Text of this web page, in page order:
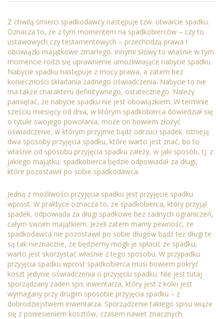
Z chwilą śmierci spadkodawcy następuje tzw. otwarcie spadku.
Oznacza to, że z tym momentem na spadkobierców – czy to
ustawowych czy testamentowych – przechodzą prawa i
obowiązki majątkowe zmarłego. Innymi słowy to właśnie w tym
momencie rodzi się uprawnienie umożliwiające nabycie spadku.
Nabycie spadku następuje z mocy prawa, a zatem bez
konieczności składania żadnego oświadczenia. Nabycie to nie
ma także charakteru definitywnego, ostatecznego. Należy
pamiętać, że nabycie spadku nie jest obowiązkiem. W terminie
sześciu miesięcy od dnia, w którym spadkobierca dowiedział się
o tytule swojego powołania, może on bowiem złożyć
oświadczenie, w którym przyjmie bądź odrzuci spadek. Istnieją
dwa sposoby przyjęcia spadku, które warto jest znać, bo to
właśnie od sposobu przyjęcia spadku zależy, w jaki sposób, tj. z
jakiego majątku, spadkobierca będzie odpowiadał za długi,
które pozostawił po sobie spadkodawca.
Jedną z możliwości przyjęcia spadku jest przyjęcie spadku
wprost. W praktyce oznacza to, że spadkobierca, który przyjął
spadek, odpowiada za długi spadkowe bez żadnych ograniczeń,
całym swoim majątkiem. Jeżeli zatem mamy pewność, że
spadkodawca nie pozostawił po sobie długów bądź też długi te
są tak nieznaczne, że będziemy mogli je spłacić ze spadku,
warto jest skorzystać właśnie z tego sposobu. W przypadku
przyjęcia spadku wprost spadkobierca musi bowiem pokryć
koszt jedynie oświadczenia o przyjęciu spadku. Nie jest tutaj
sporządzany żaden spis inwentarza, który jest z kolei jest
wymagany przy drugim sposobie przyjęcia spadku – z
dobrodziejstwem inwentarza. Sporządzenie takiego spisu wiąże
się z poniesieniem kosztów, czasem nawet znacznych.